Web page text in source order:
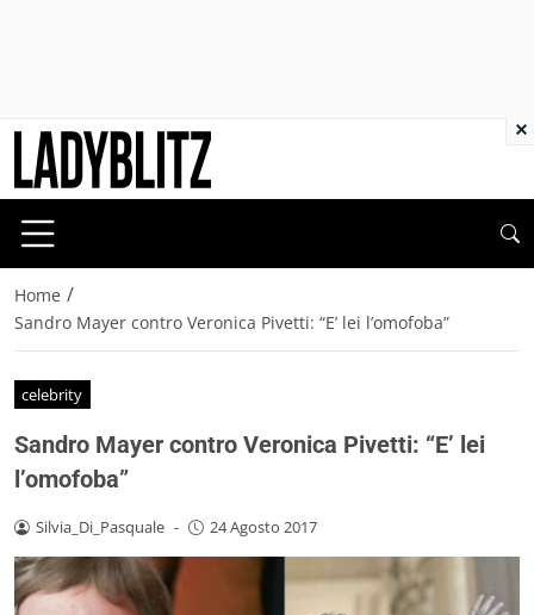
Home /
Sandro Mayer contro Veronica Pivetti: “E’ lei l’omofoba”
celebrity
Sandro Mayer contro Veronica Pivetti: “E’ lei
l’omofoba”
Silvia_Di_Pasquale - 24 Agosto 2017
×